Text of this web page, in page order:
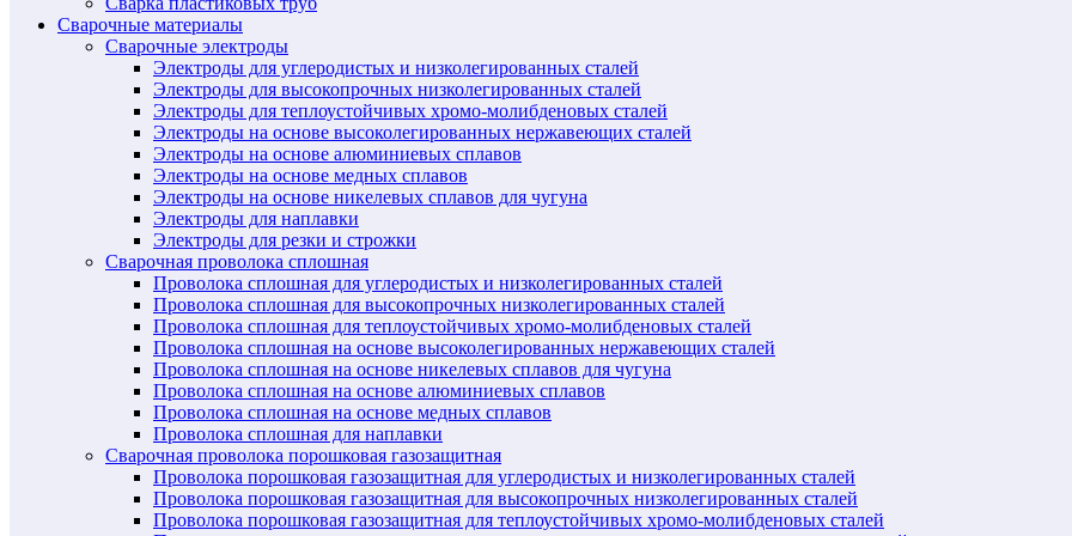
Сварочные материалы
Сварочные электроды
Электроды для углеродистых и низколегированных сталей
Электроды для высокопрочных низколегированных сталей
Электроды для теплоустойчивых хромо-молибденовых сталей
Электроды на основе высоколегированных нержавеющих сталей
Электроды на основе алюминиевых сплавов
Электроды на основе медных сплавов
Электроды на основе никелевых сплавов для чугуна
Электроды для наплавки
Электроды для резки и строжки
Сварочная проволока сплошная
Проволока сплошная для углеродистых и низколегированных сталей
Проволока сплошная для высокопрочных низколегированных сталей
Проволока сплошная для теплоустойчивых хромо-молибденовых сталей
Проволока сплошная на основе высоколегированных нержавеющих сталей
Проволока сплошная на основе никелевых сплавов для чугуна
Проволока сплошная на основе алюминиевых сплавов
Проволока сплошная на основе медных сплавов
Проволока сплошная для наплавки
Сварочная проволока порошковая газозащитная
Проволока порошковая газозащитная для углеродистых и низколегированных сталей
Проволока порошковая газозащитная для высокопрочных низколегированных сталей
Проволока порошковая газозащитная для теплоустойчивых хромо-молибденовых сталей